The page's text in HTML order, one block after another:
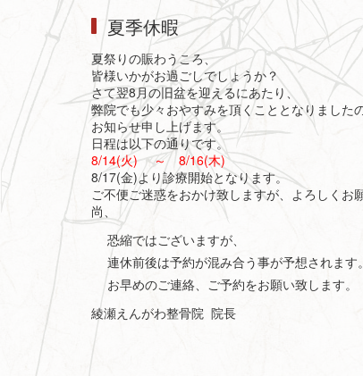
夏季休暇
夏祭りの賑わうころ、
皆様いかがお過ごしでしょうか？
さて翌8月の旧盆を迎えるにあたり、
弊院でも少々おやすみを頂くこととなりました
お知らせ申し上げます。
日程は以下の通りです。
8/14(火) ～ 8/16(木)
8/17(金)より診療開始となります。
ご不便ご迷惑をおかけ致しますが、よろしくお
尚、
恐縮ではございますが、
連休前後は予約が混み合う事が予想されます。
お早めのご連絡、ご予約をお願い致します。
綾瀬えんがわ整骨院 院長